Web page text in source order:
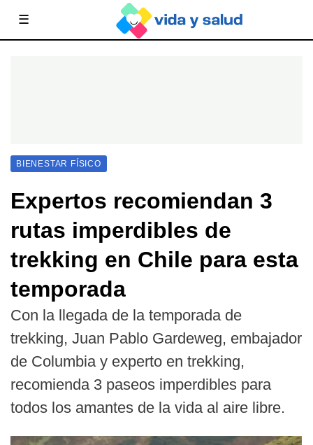
☰
BIENESTAR FÍSICO
Expertos recomiendan 3
rutas imperdibles de
trekking en Chile para esta
temporada
Con la llegada de la temporada de
trekking, Juan Pablo Gardeweg, embajador
de Columbia y experto en trekking,
recomienda 3 paseos imperdibles para
todos los amantes de la vida al aire libre.